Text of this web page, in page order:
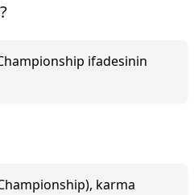
ifadesinin
karma